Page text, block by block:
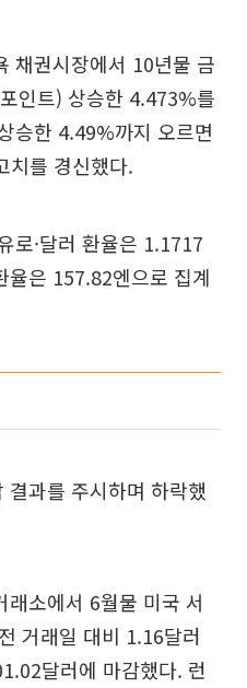
채권시장에서 10년물 금
인트) 상승한 4.473%를
승한 4.49%까지 오르면
치를 경신했다.
로·달러 환율은 1.1717
율은 157.82엔으로 집계
결과를 주시하며 하락했
소에서 6월물 미국 서
거래일 대비 1.16달러
달러에 마감했다. 런